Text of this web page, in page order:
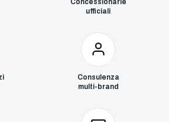
ufficiali
Consulenza
multi-brand